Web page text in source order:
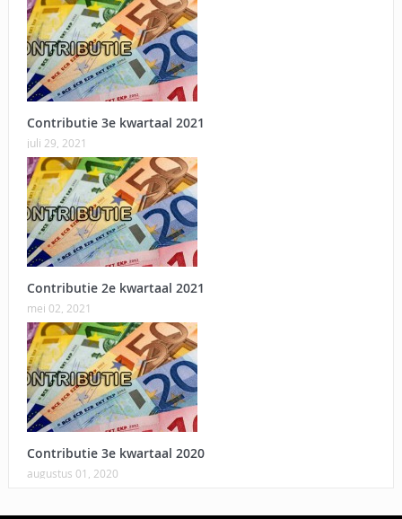
Contributie 3e kwartaal 2021
juli 29, 2021
Contributie 2e kwartaal 2021
mei 02, 2021
Contributie 3e kwartaal 2020
augustus 01, 2020